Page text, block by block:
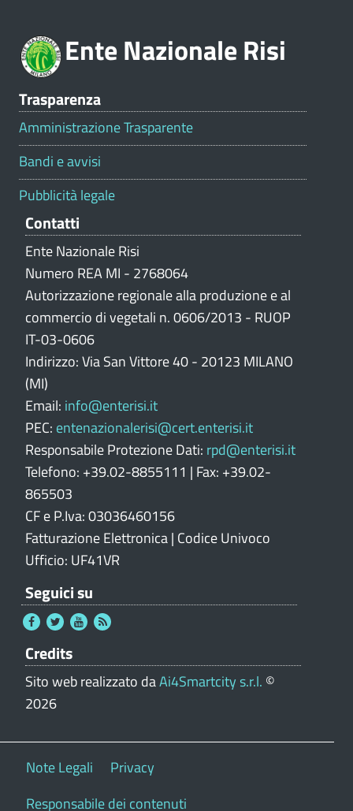
Ente Nazionale Risi
Trasparenza
Amministrazione Trasparente
Bandi e avvisi
Pubblicità legale
Contatti
Ente Nazionale Risi
Numero REA MI - 2768064
Autorizzazione regionale alla produzione e al
commercio di vegetali n. 0606/2013 - RUOP
IT-03-0606
Indirizzo: Via San Vittore 40 - 20123 MILANO
(MI)
Email: info@enterisi.it
PEC: entenazionalerisi@cert.enterisi.it
Responsabile Protezione Dati: rpd@enterisi.it
Telefono: +39.02-8855111 | Fax: +39.02-
865503
CF e P.Iva: 03036460156
Fatturazione Elettronica | Codice Univoco
Ufficio: UF41VR
Seguici su
Credits
Sito web realizzato daAi4Smartcity s.r.l. ©
2026
Note Legali
Privacy
Responsabile dei contenuti